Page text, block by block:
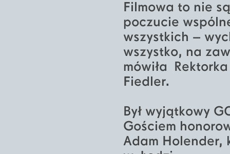
Filmowa to nie
poczucie
wszystkich –
wszystko, na
mówiła
Fiedler.
Był wyjątkowy
Gościem
Adam Holender,